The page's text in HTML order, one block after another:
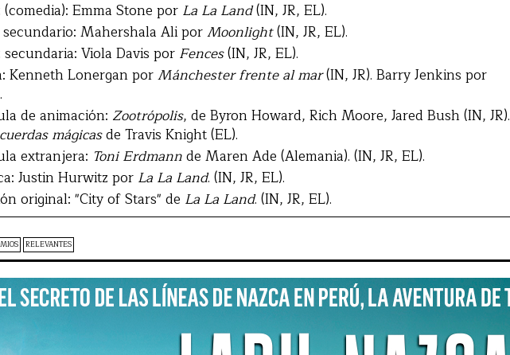
Emma Stone por La La Land(IN, JR, EL).
Mahershala Ali porMoonlight(IN, JR, EL).
Viola Davis por Fences(IN, JR, EL).
Kenneth Lonergan porMánchester frente al mar(IN, JR). Barry Jenkins por
de animación: Zootrópolis, de Byron Howard, Rich Moore, Jared Bush (IN, JR).
mágicasde Travis Knight (EL).
extranjera: Toni Erdmannde Maren Ade (Alemania). (IN, JR, EL).
Justin Hurwitz por La La Land. (IN, JR, EL).
original: "City of Stars" de La La Land. (IN, JR, EL).
RELEVANTES